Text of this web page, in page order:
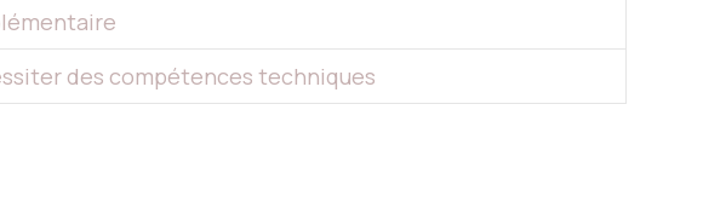
des compétences techniques